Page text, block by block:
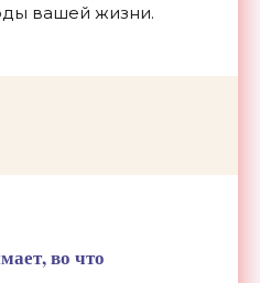
вашей жизни.
во что